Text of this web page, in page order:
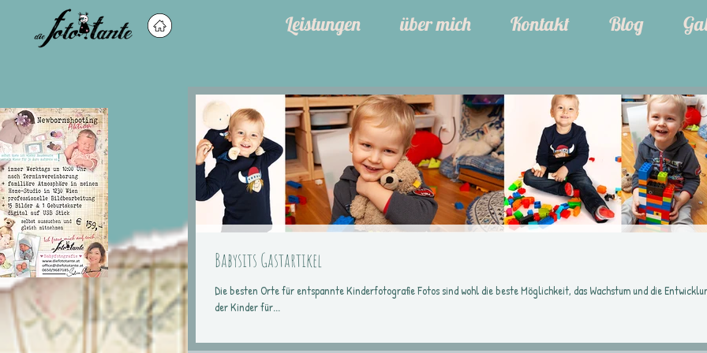
Leistungen über mich Kontakt Blog
Babysits Gastartikel
Die besten Orte für entspannte Kinderfotografie Fotos sind wohl die beste Möglichkeit, das Wachstum und die
der Kinder für...